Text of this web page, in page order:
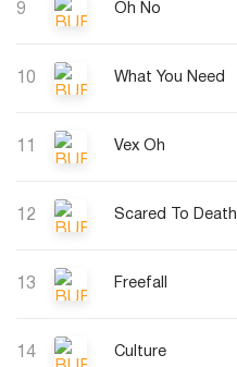
9 Oh No
10 What You Need
11 Vex Oh
12 Scared To Death
13 Freefall
14 Culture